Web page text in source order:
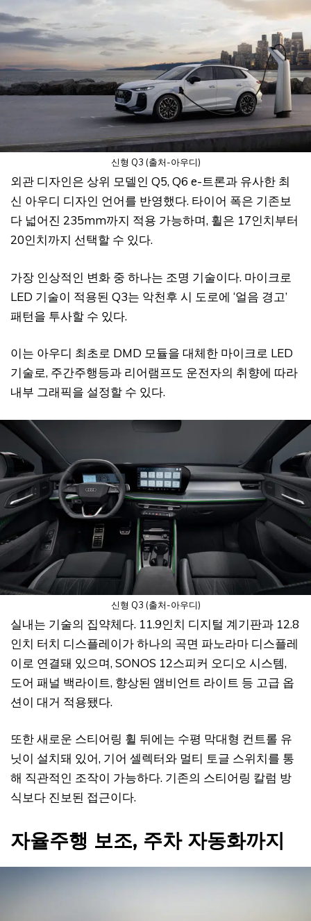
신형 Q3 (출처-아우디)
외관 디자인은 상위 모델인 Q5, Q6 e-트론과 유사한 최
신 아우디 디자인 언어를 반영했다. 타이어 폭은 기존보
다 넓어진 235mm까지 적용 가능하며, 휠은 17인치부터
20인치까지 선택할 수 있다.
가장 인상적인 변화 중 하나는 조명 기술이다. 마이크로
LED 기술이 적용된 Q3는 악천후 시 도로에 ‘얼음 경고’
패턴을 투사할 수 있다.
이는 아우디 최초로 DMD 모듈을 대체한 마이크로 LED
기술로, 주간주행등과 리어램프도 운전자의 취향에 따라
내부 그래픽을 설정할 수 있다.
신형 Q3 (출처-아우디)
실내는 기술의 집약체다. 11.9인치 디지털 계기판과 12.8
인치 터치 디스플레이가 하나의 곡면 파노라마 디스플레
이로 연결돼 있으며, SONOS 12스피커 오디오 시스템,
도어 패널 백라이트, 향상된 앰비언트 라이트 등 고급 옵
션이 대거 적용됐다.
또한 새로운 스티어링 휠 뒤에는 수평 막대형 컨트롤 유
닛이 설치돼 있어, 기어 셀렉터와 멀티 토글 스위치를 통
해 직관적인 조작이 가능하다. 기존의 스티어링 칼럼 방
식보다 진보된 접근이다.
자율주행 보조, 주차 자동화까지